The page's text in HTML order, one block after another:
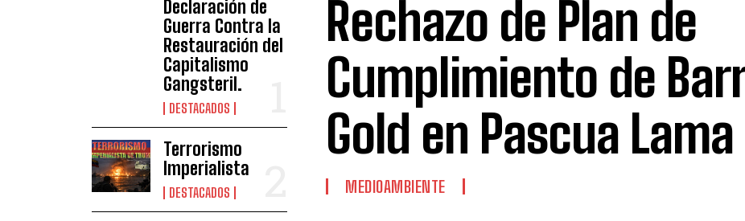
Declaración de
Guerra Contra la
Restauración del
Capitalismo
Gangsteril.
DESTACADOS
Terrorismo
Imperialista
DESTACADOS
Rechazo de Plan de
Cumplimiento de
Gold en Pascua Lama
MEDIOAMBIENTE